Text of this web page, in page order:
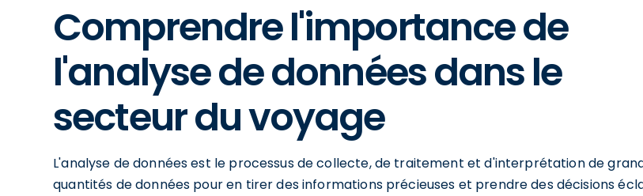
Comprendre l'importance de
l'analyse de données dans le
secteur du voyage
L'analyse de données est le processus de collecte, de traitement et d'interprétation de
quantités de données pour en tirer des informations précieuses et prendre des décisions